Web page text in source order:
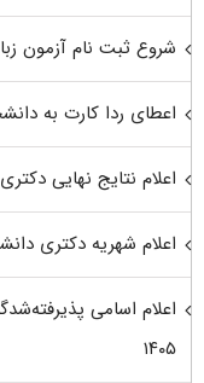
شروع ثبت نام آزمون زبان
اعطای ردا کارت به
اعلام نتایج نهایی دکتری
اعلام شهریه دکتری دانشگاه
اعلام اسامی
۱۴۰۵